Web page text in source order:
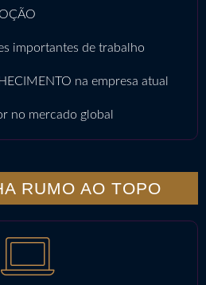
importantes de trabalho
na empresa atual
no mercado global
RUMO AO TOPO